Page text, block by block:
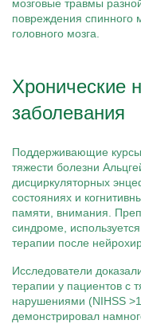
мозговые травмы
повреждения спинного
головного мозга.
Хронические
заболевания
Поддерживающие
тяжести болезни
дисциркуляторных
состояниях и
памяти, внимания.
синдроме,
терапии после
Исследователи
терапии у пациентов с
нарушениями (NIHSS
демонстрировал